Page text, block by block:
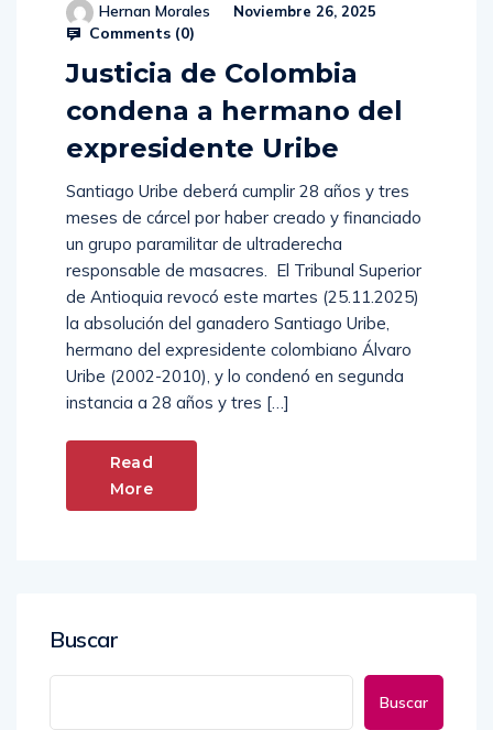
Hernan Morales Noviembre 26, 2025
Comments (0)
Justicia de Colombia
condena a hermano del
expresidente Uribe
Santiago Uribe deberá cumplir 28 años y tres
meses de cárcel por haber creado y financiado
un grupo paramilitar de ultraderecha
responsable de masacres. El Tribunal Superior
de Antioquia revocó este martes (25.11.2025)
la absolución del ganadero Santiago Uribe,
hermano del expresidente colombiano Álvaro
Uribe (2002-2010), y lo condenó en segunda
instancia a 28 años y tres […]
Read
More
Buscar
Buscar